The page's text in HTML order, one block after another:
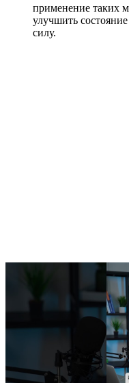
применение таких
улучшить
силу.